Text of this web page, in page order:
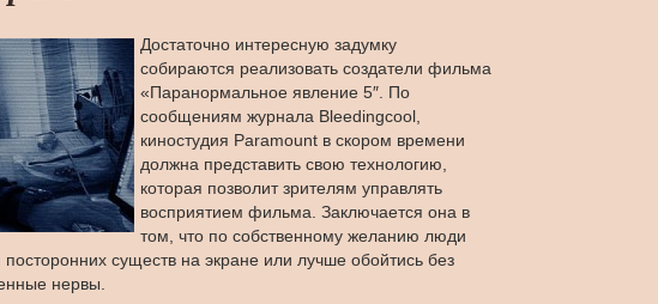
Достаточно интересную задумку
собираются реализовать создатели фильма
«Паранормальное явление 5″. По
сообщениям журнала Bleedingcool,
киностудия Paramount в скором времени
должна представить свою технологию,
которая позволит зрителям управлять
восприятием фильма. Заключается она в
том, что по собственному желанию люди
существ на экране или лучше обойтись без
нервы.